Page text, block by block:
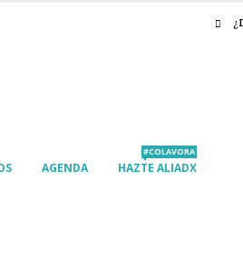
AGENDA HAZTE ALIADX
#COLAVORA